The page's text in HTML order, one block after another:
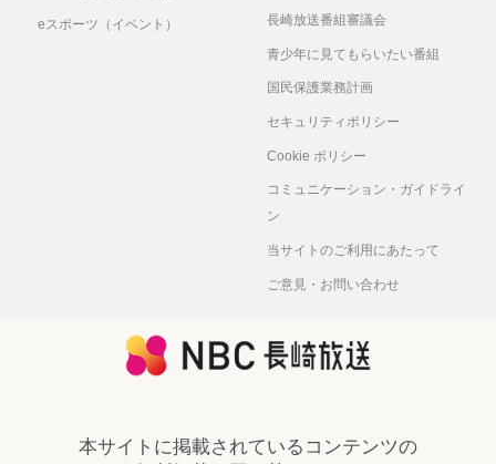
eスポーツ（イベント） 長崎放送番組審議会
青少年に見てもらいたい番組
国民保護業務計画
セキュリティポリシー
Cookie ポリシー
コミュニケーション・ガイドライ
ン
当サイトのご利用にあたって
ご意見・お問い合わせ
本サイトに掲載されているコンテンツの